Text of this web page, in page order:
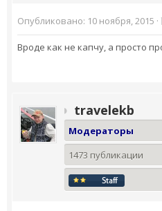
Опубликовано: 10 ноября, 2015 ·
Вроде как не капчу, а просто
travelekb
Модераторы
1473 публикации